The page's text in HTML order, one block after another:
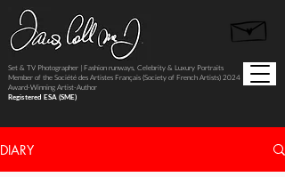
Set & TV Photographer | Fashion runways, Celebrity & Luxury Portraits
Member of the Société des Artistes Français (Society of French Artists) 2024
Award-Winning Artist-Author
Registered ESA (SME)
DIARY